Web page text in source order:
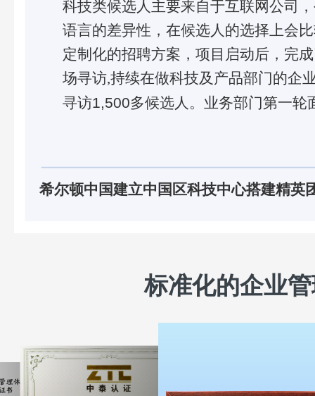
标准化的企业